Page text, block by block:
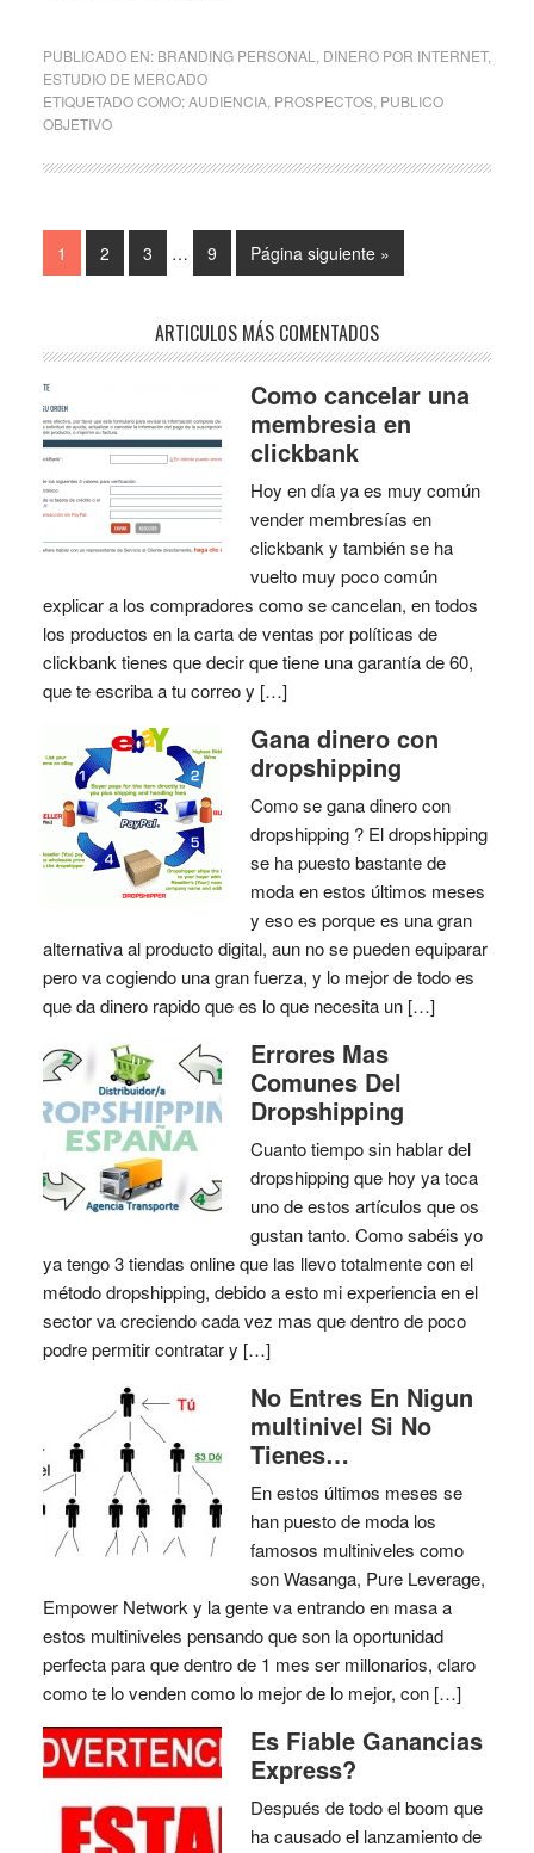
PUBLICADO EN: BRANDING PERSONAL DINERO POR INTERNET,
ESTUDIO DE MERCADO
ETIQUETADO COMO:AUDIENCIA, PROSPECTOS, PUBLICO
OBJETIVO
1 2 3 … 9 Página siguiente »
ARTICULOS MÁS COMENTADOS
Como cancelar una
membresia en
clickbank
Hoy en día ya es muy común
vender membresías en
clickbank y también se ha
vuelto muy poco común
explicar a los compradores como se cancelan, en todos
los productos en la carta de ventas por políticas de
clickbank tienes que decir que tiene una garantía de 60,
que te escriba a tu correo y […]
Gana dinero con
dropshipping
Como se gana dinero con
dropshipping ? El dropshipping
se ha puesto bastante de
moda en estos últimos meses
y eso es porque es una gran
alternativa al producto digital, aun no se pueden equiparar
pero va cogiendo una gran fuerza, y lo mejor de todo es
que da dinero rapido que es lo que necesita un […]
Errores Mas
Comunes Del
Dropshipping
Cuanto tiempo sin hablar del
dropshipping que hoy ya toca
uno de estos artículos que os
gustan tanto. Como sabéis yo
ya tengo 3 tiendas online que las llevo totalmente con el
método dropshipping, debido a esto mi experiencia en el
sector va creciendo cada vez mas que dentro de poco
podre permitir contratar y […]
No Entres En Nigun
multinivel Si No
Tienes…
En estos últimos meses se
han puesto de moda los
famosos multiniveles como
son Wasanga, Pure Leverage,
Empower Network y la gente va entrando en masa a
estos multiniveles pensando que son la oportunidad
perfecta para que dentro de 1 mes ser millonarios, claro
como te lo venden como lo mejor de lo mejor, con […]
Es Fiable Ganancias
Express?
Después de todo el boom que
ha causado el lanzamiento de